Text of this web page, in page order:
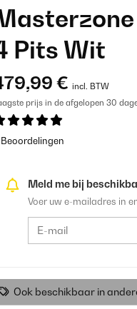
Pits Wit
€ incl. BTW
prijs in de afgelopen 30
Meld me bij
Voer uw e-mailadres in
Ook beschikbaar in